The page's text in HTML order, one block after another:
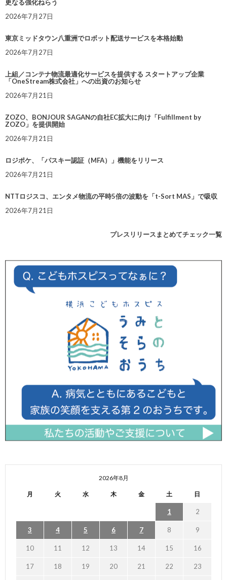
更なる強化ねらう
2026年7月27日
東京ミッドタウン八重洲でロボット配送サービスを本格始動
2026年7月27日
上組／コンテナ物流最適化サービスを提供する スタートアップ企業
「OneStream株式会社」への出資のお知らせ
2026年7月21日
ZOZO、BONJOUR SAGANの自社EC拡大に向け「Fulfillment by
ZOZO」を提供開始
2026年7月21日
ロジポケ、「パスキー認証（MFA）」機能をリリース
2026年7月21日
NTTロジスコ、エンタメ物流の平時5倍の波動を「t-Sort MAS」で吸収
2026年7月21日
プレスリリースまとめてチェック一覧
2026年8月
月 火 水 木 金 土 日
1 2
3 4 5 6 7 8 9
10 11 12 13 14 15 16
17 18 19 20 21 22 23